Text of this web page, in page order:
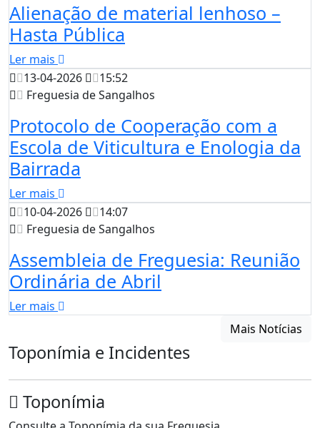
Alienação de material lenhoso –
Hasta Pública
Ler mais
13-04-2026
15:52
Freguesia de Sangalhos
Protocolo de Cooperação com a
Escola de Viticultura e Enologia da
Bairrada
Ler mais
10-04-2026
14:07
Freguesia de Sangalhos
Assembleia de Freguesia: Reunião
Ordinária de Abril
Ler mais
Mais Notícias
Toponímia e Incidentes
Toponímia